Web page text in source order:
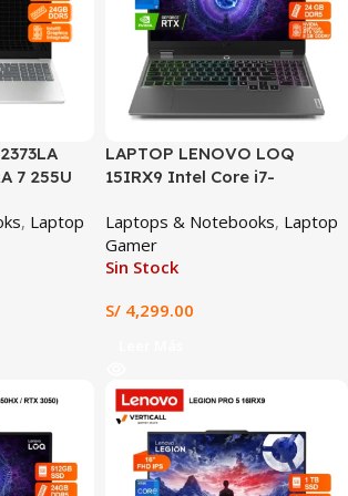
7 255U
FHD
, Laptop
LAPTOP LENOVO LOQ
15IRX9 Intel Core i7-
24GB DDR5, SSD 512GB, 15.6″
FHD, Windows 11
Laptops & Notebooks, Laptop
Gamer
Sin Stock
S/ 4,299.00
SALE